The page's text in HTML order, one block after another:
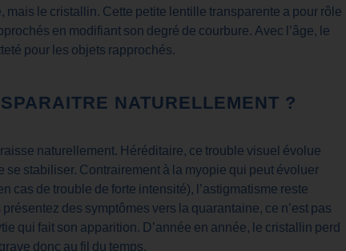
le cristallin. Cette petite lentille transparente a pour rôle
en modifiant son degré de courbure. Avec l’âge, le
pour les objets rapprochés.
NATURELLEMENT ?
naturellement. Héréditaire, ce trouble visuel évolue
stabiliser. Contrairement à la myopie qui peut évoluer
cas de trouble de forte intensité), l’astigmatisme reste
des symptômes vers la quarantaine, ce n’est pas
qui fait son apparition. D’année en année, le cristallin perd
donc au fil du temps.